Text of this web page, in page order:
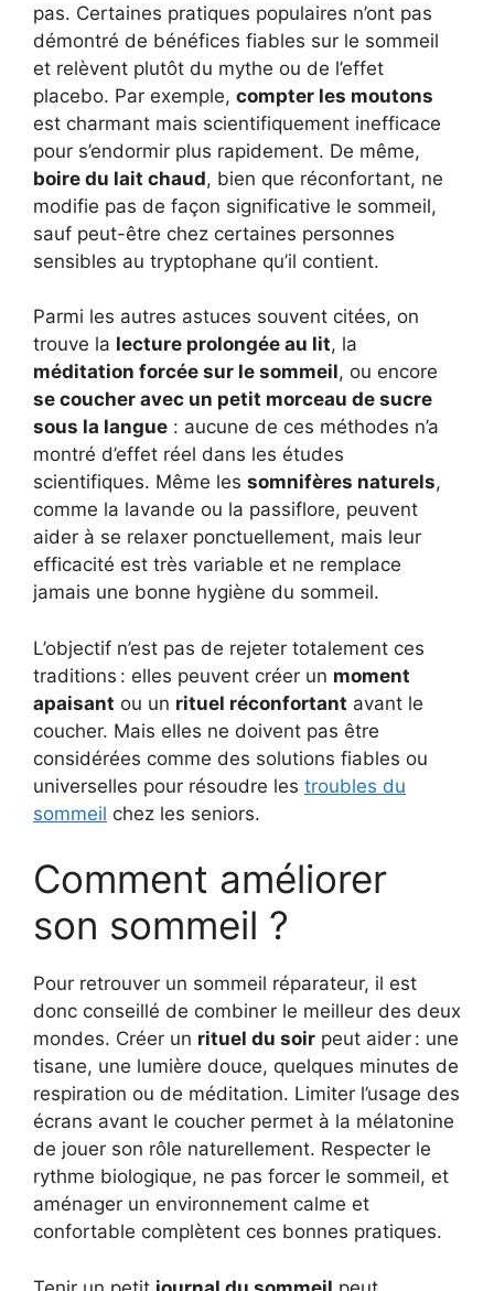
pas. Certaines pratiques populaires n’ont pas
démontré de bénéfices fiables sur le sommeil
et relèvent plutôt du mythe ou de l’effet
placebo. Par exemple, compter les moutons
est charmant mais scientifiquement inefficace
pour s’endormir plus rapidement. De même,
boire du lait chaud, bien que réconfortant, ne
modifie pas de façon significative le sommeil,
sauf peut-être chez certaines personnes
sensibles au tryptophane qu’il contient.
Parmi les autres astuces souvent citées, on
trouve la lecture prolongée au lit, la
méditation forcée sur le sommeil, ou encore
se coucher avec un petit morceau de sucre
sous la langue : aucune de ces méthodes n’a
montré d’effet réel dans les études
scientifiques. Même les somnifères naturels,
comme la lavande ou la passiflore, peuvent
aider à se relaxer ponctuellement, mais leur
efficacité est très variable et ne remplace
jamais une bonne hygiène du sommeil.
L’objectif n’est pas de rejeter totalement ces
traditions : elles peuvent créer un moment
apaisant ou un rituel réconfortant avant le
coucher. Mais elles ne doivent pas être
considérées comme des solutions fiables ou
universelles pour résoudre les troubles du
sommeil chez les seniors.
Comment améliorer
son sommeil ?
Pour retrouver un sommeil réparateur, il est
donc conseillé de combiner le meilleur des deux
mondes. Créer un rituel du soir peut aider : une
tisane, une lumière douce, quelques minutes de
respiration ou de méditation. Limiter l’usage des
écrans avant le coucher permet à la mélatonine
de jouer son rôle naturellement. Respecter le
rythme biologique, ne pas forcer le sommeil, et
aménager un environnement calme et
confortable complètent ces bonnes pratiques.